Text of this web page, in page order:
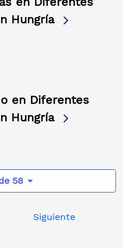
Hungría
en Diferentes
Hungría
58
Siguiente